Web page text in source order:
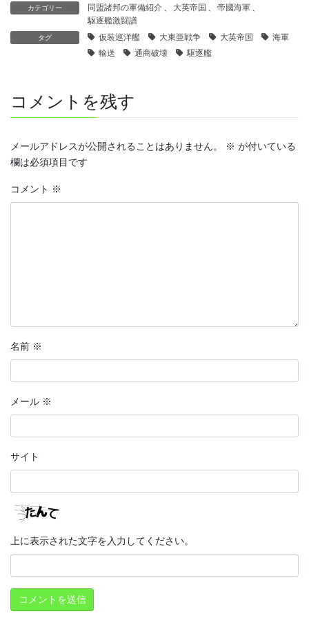
カテゴリー 同盟諸邦の軍備紹介 、 大英帝国 、 帝國海軍 、
駆逐艦激闘譜
タグ 仮装巡洋艦 大東亜戦争 大英帝国
海軍
輸送
通商破壊 駆逐艦
コメントを残す
メールアドレスが公開されることはありません。 ※ が付いている
欄は必須項目です
コメント ※
名前 ※
メール ※
サイト
上に表示された文字を入力してください。